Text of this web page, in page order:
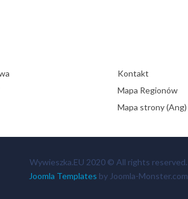
Kontakt
Mapa Regionów
Mapa strony (Ang)
Wywieszka.EU 2020 © All rights reserved.
Joomla Templates by Joomla-Monster.com